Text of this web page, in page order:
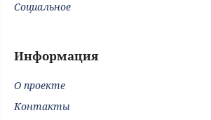
Социальное
Информация
О проекте
Контакты